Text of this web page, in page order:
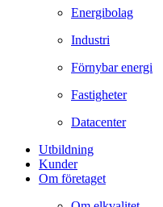
Energibolag
Industri
Förnybar energi
Fastigheter
Datacenter
Utbildning
Kunder
Om företaget